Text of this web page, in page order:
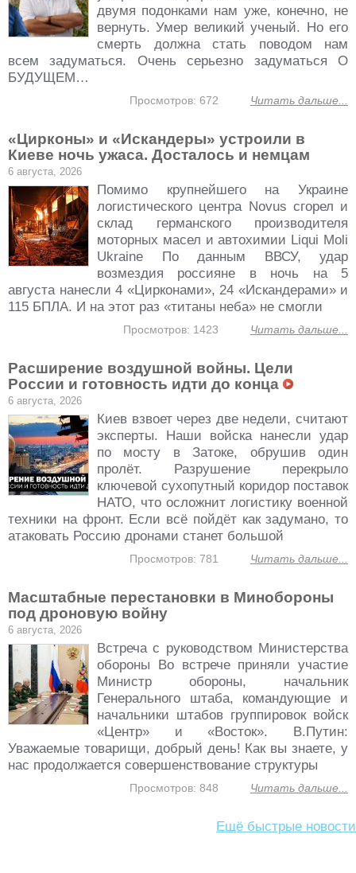
двумя подонками нам уже, конечно, не
вернуть. Умер великий ученый. Но его
смерть должна стать поводом нам
всем задуматься. Очень серьезно задуматься О
БУДУЩЕМ…
Читать дальше...
Просмотров: 672
«Цирконы» и «Искандеры» устроили в
Киеве ночь ужаса. Досталось и немцам
6 августа, 2026
Помимо крупнейшего на Украине
логистического центра Novus сгорел и
склад германского производителя
моторных масел и автохимии Liqui Moli
Ukraine По данным ВВСУ, удар
возмездия россияне в ночь на 5
августа нанесли 4 «Цирконами», 24 «Искандерами» и
115 БПЛА. И на этот раз «титаны неба» не смогли
Читать дальше...
Просмотров: 1423
Расширение воздушной войны. Цели
России и готовность идти до конца
6 августа, 2026
Киев взвоет через две недели, считают
эксперты. Наши войска нанесли удар
по мосту в Затоке, обрушив один
пролёт. Разрушение перекрыло
ключевой сухопутный коридор поставок
НАТО, что осложнит логистику военной
техники на фронт. Если всё пойдёт как задумано, то
атаковать Россию дронами станет большой
Читать дальше...
Просмотров: 781
Масштабные перестановки в Минобороны
под дроновую войну
6 августа, 2026
Встреча с руководством Министерства
обороны Во встрече приняли участие
Министр обороны, начальник
Генерального штаба, командующие и
начальники штабов группировок войск
«Центр» и «Восток». В.Путин:
Уважаемые товарищи, добрый день! Как вы знаете, у
нас продолжается совершенствование структуры
Читать дальше...
Просмотров: 848
Ещё быстрые новости